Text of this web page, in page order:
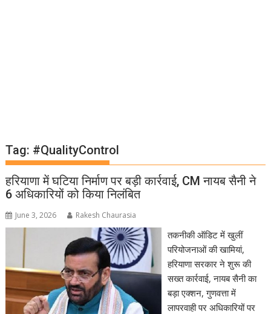
Tag: #QualityControl
हरियाणा में घटिया निर्माण पर बड़ी कार्रवाई, CM नायब सैनी ने
6 अधिकारियों को किया निलंबित
June 3, 2026 Rakesh Chaurasia
तकनीकी ऑडिट में खुलीं
परियोजनाओं की खामियां,
हरियाणा सरकार ने शुरू की
सख्त कार्रवाई, नायब सैनी का
बड़ा एक्शन, गुणवत्ता में
लापरवाही पर अधिकारियों पर